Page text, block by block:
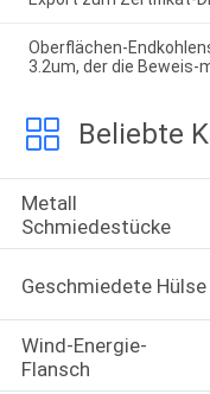
Oberflächen-
3.2um, der die
Beliebte
Metall
Schmiedestücke
Geschmiedete Hülse
Wind-Energie-
Flansch